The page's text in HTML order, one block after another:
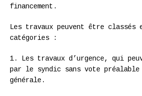
financement.
Les travaux peuvent être classés
catégories :
1. Les travaux d’urgence, qui
par le syndic sans vote préalable
générale.